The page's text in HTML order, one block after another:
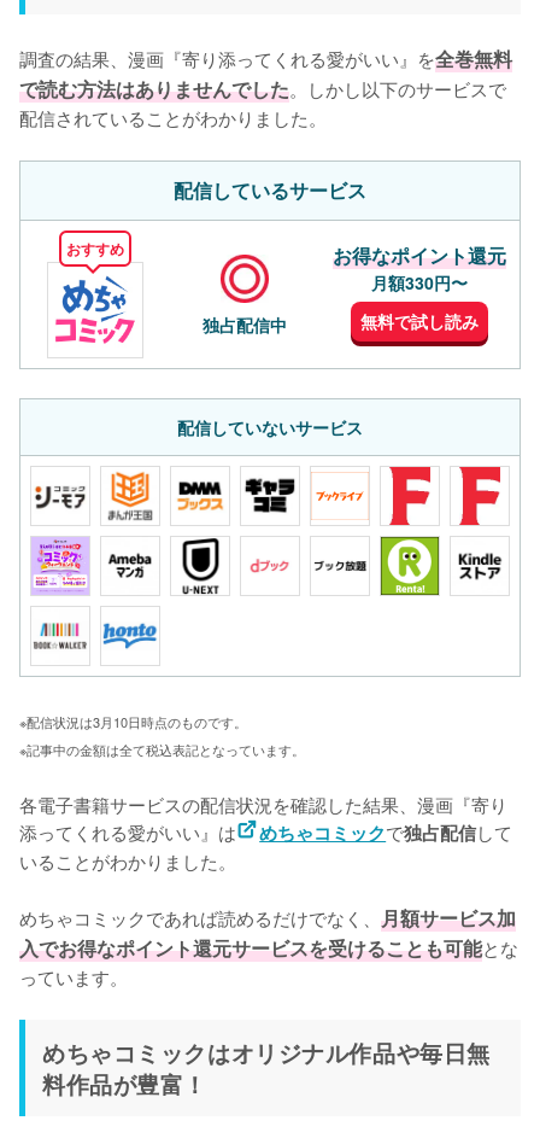
調査の結果、漫画『寄り添ってくれる愛がいい』を全巻無料
で読む方法はありませんでした。しかし以下のサービスで
配信されていることがわかりました。
配信しているサービス
おすすめ
独占配信中
お得なポイント還元
月額330円〜
無料で試し読み
配信していないサービス
※配信状況は3月10日時点のものです。
※記事中の金額は全て税込表記となっています。
各電子書籍サービスの配信状況を確認した結果、漫画『寄り
添ってくれる愛がいい』は
めちゃコミックで独占配信して
いることがわかりました。
めちゃコミックであれば読めるだけでなく、 月額サービス加
入でお得なポイント還元サービスを受けることも可能とな
っています。
めちゃコミックはオリジナル作品や毎日無
料作品が豊富！